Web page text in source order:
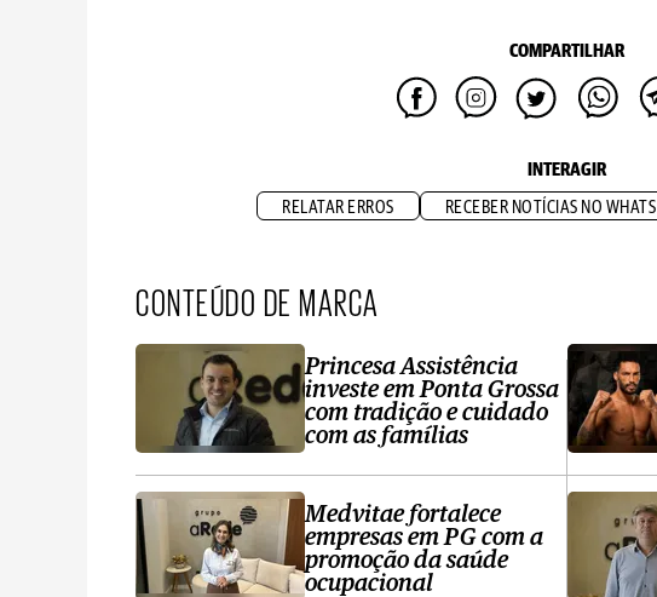
COMPARTILHAR
INTERAGIR
RELATAR ERROS RECEBER NOTÍCIAS NO WHATS
CONTEÚDO DE MARCA
Princesa Assistência
investe em Ponta Grossa
com tradição e cuidado
com as famílias
Medvitae fortalece
empresas em PG com a
promoção da saúde
ocupacional